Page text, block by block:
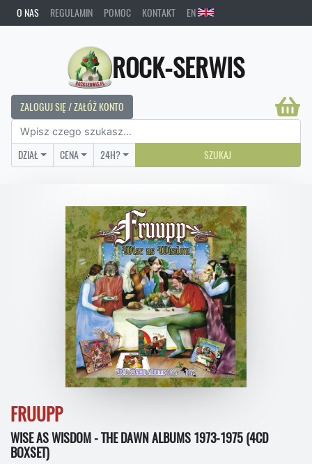
O NAS REGULAMIN POMOC KONTAKT EN
ROCK-SERWIS
ZALOGUJ SIĘ / ZAŁÓŻ KONTO
DZIAŁ CENA 24H? SZUKAJ
FRUUPP
WISE AS WISDOM - THE DAWN ALBUMS 1973-1975 (4CD
BOXSET)